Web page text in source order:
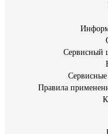
Сервисный
Правила